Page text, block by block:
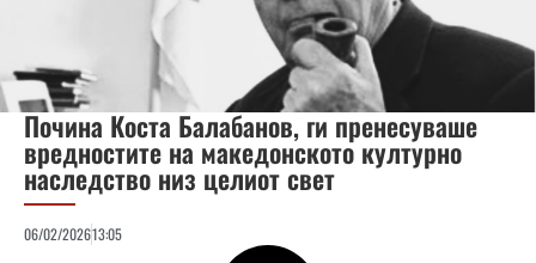
Почина Коста Балабанов, ги пренесуваше
вредностите на македонското културно
наследство низ целиот свет
06/02/202613:05